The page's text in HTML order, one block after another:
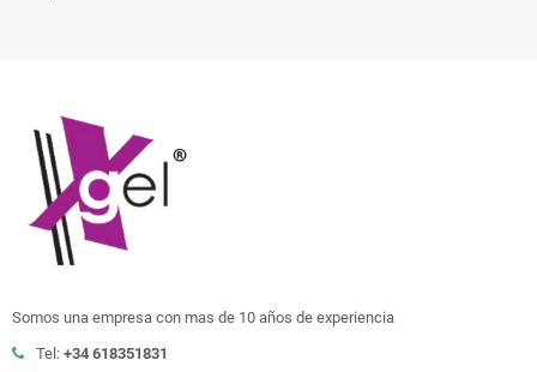
Somos una empresa con mas de 10 años de experiencia
Tel: +34 618351831